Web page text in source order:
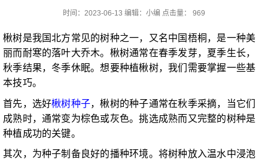
时间：2023-06-13 编辑： 小编 点击量： 969
楸树是我国北方常见的树种之一，又名中国梧桐，是一种美
丽而耐寒的落叶大乔木。楸树通常在春季发芽，夏季生长，
秋季结果，冬季休眠。想要种植楸树，我们需要掌握一些基
本技巧。
首先，选好楸树种子，楸树的种子通常在秋季采摘，当它们
成熟时，通常变为棕色或灰色。挑选成熟而又完整的树种是
种植成功的关键。
其次，为种子制备良好的播种环境。将树种放入温水中浸泡